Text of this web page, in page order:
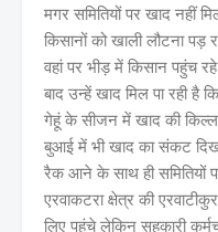
मगर समितियों पर खाद नहीं
किसानों को खाली लौटना पड़
वहां पर भीड़ में किसान पहुंच
बाद उन्हें खाद मिल पा रही है
गेहूं के सीजन में खाद की
बुआई में भी खाद का संकट दिख
रैक आने के साथ ही समितियों
एरवाकटरा क्षेत्र की
लिए पहुंचे लेकिन सहकारी